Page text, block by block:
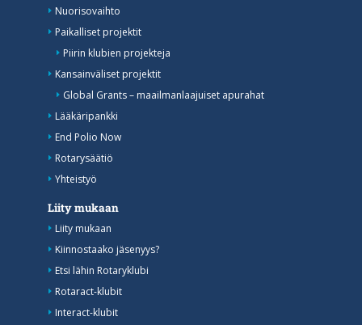
Nuorisovaihto
Paikalliset projektit
Piirin klubien projekteja
Kansainväliset projektit
Global Grants – maailmanlaajuiset apurahat
Lääkäripankki
End Polio Now
Rotarysäätiö
Yhteistyö
Liity mukaan
Liity mukaan
Kiinnostaako jäsenyys?
Etsi lähin Rotaryklubi
Rotaract-klubit
Interact-klubit